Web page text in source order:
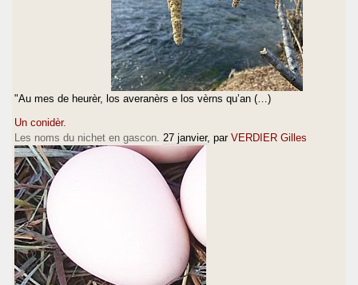
"Au mes de heurèr, los averanèrs e los vèrns qu’an (…)
Un conidèr.
Les noms du nichet en gascon. 27 janvier, par VERDIER Gilles